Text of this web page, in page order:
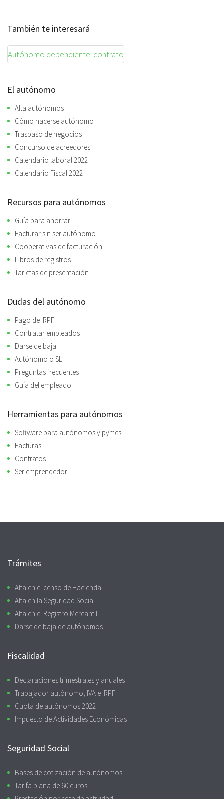
También te interesará
Autónomo dependiente: contrato
El autónomo
Alta autónomos
Cómo hacerse autónomo
Traspaso de negocios
Concurso de acreedores
Calendario laboral 2022
Calendario Fiscal 2022
Recursos para autónomos
Guía para ahorrar
Facturar sin ser autónomo
Cooperativas de facturación
Libros de registros
Tarjetas de presentación
Dudas del autónomo
Pago de IRPF
Contratar empleados
Darse de baja
Autónomo o SL
Preguntas frecuentes
Guía del empleado
Herramientas para autónomos
Software para autónomos y pymes
Facturas
Contratos
Ser emprendedor
Trámites
Alta en el censo de Hacienda
Alta en la Seguridad Social
Alta en el Registro Mercantil
Darse de baja de autónomos
Fiscalidad
Declaraciones trimestrales y anuales
Trabajador autónomo, IVA e IRPF
Cuota de autónomos 2022
Impuesto de Actividades Económicas
Seguridad Social
Bases de cotización de autónomos
Tarifa plana de 60 euros